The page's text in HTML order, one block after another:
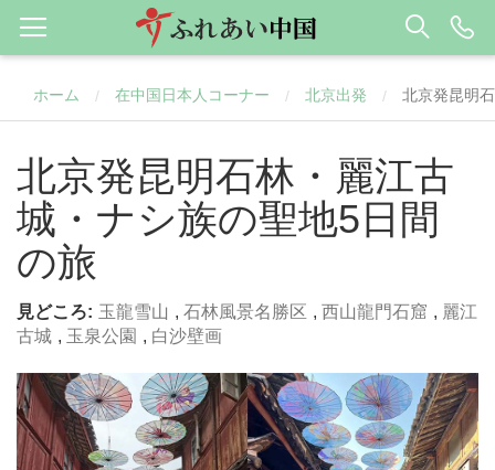
ホーム / 在中国日本人コーナー / 北京出発 / 北京発昆明
北京発昆明石林・麗江古
城・ナシ族の聖地5日間
の旅
見どころ: 玉龍雪山 , 石林風景名勝区 , 西山龍門石窟 , 麗江
古城 , 玉泉公園 , 白沙壁画